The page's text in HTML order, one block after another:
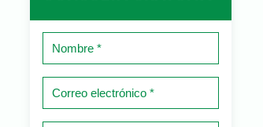
Nombre
Correo
*